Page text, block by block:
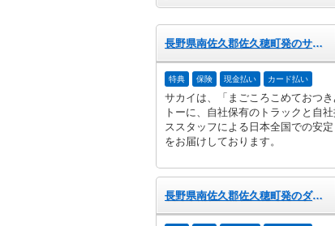
長野県南佐久郡佐久穂町発のサカイ引越センター
特典 保険 現金払い カード払い
サカイは、「まごころこめておつ
トーに、自社保有のトラックと自
ススタッフによる日本全国での安
をお届けしております。
長野県南佐久郡佐久穂町発のダック引越センター